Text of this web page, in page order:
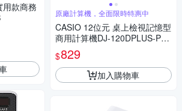
款商務
原廠計算機，全面限時特惠中
CASIO 12位元 桌上檢視記憶型
商用計算機DJ-120DPLUS-PK
(粉色)
$829
加入購物車